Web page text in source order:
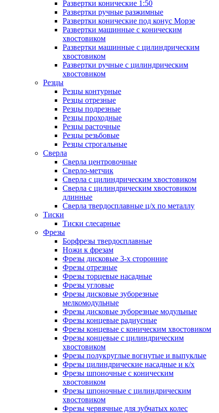
Развертки конические 1:50
Развертки ручные разжимные
Развертки конические под конус Морзе
Развертки машинные с коническим
хвостовиком
Развертки машинные с цилиндрическим
хвостовиком
Развертки ручные с цилиндрическим
хвостовиком
Резцы
Резцы контурные
Резцы отрезные
Резцы подрезные
Резцы проходные
Резцы расточные
Резцы резьбовые
Резцы строгальные
Сверла
Сверла центровочные
Сверло-метчик
Сверла с цилиндрическим хвостовиком
Сверла с цилиндрическим хвостовиком
длинные
Сверла твердосплавные ц/х по металлу
Тиски
Тиски слесарные
Фрезы
Борфрезы твердосплавные
Ножи к фрезам
Фрезы дисковые 3-х сторонние
Фрезы отрезные
Фрезы торцевые насадные
Фрезы угловые
Фрезы дисковые зуборезные
мелкомодульные
Фрезы дисковые зуборезные модульные
Фрезы концевые радиусные
Фрезы концевые с коническим хвостовиком
Фрезы концевые с цилиндрическим
хвостовиком
Фрезы полукруглые вогнутые и выпуклые
Фрезы цилиндрические насадные и к/х
Фрезы шпоночные с коническим
хвостовиком
Фрезы шпоночные с цилиндрическим
хвостовиком
Фрезы червячные для зубчатых колес